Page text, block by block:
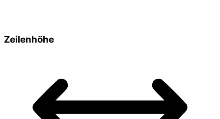
Zeilenhöhe